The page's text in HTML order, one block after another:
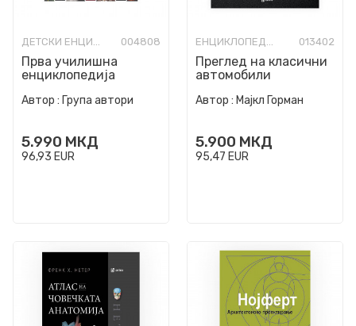
ДЕТСКИ ЕНЦИКЛОПЕДИИ И АТЛАСИ 004808
Прва училишна
енциклопедија
Автор : Група автори
5.990 МКД
96,93 EUR
ЕНЦИКЛОПЕДИИ И ЛЕКСИКОНИ 013402
Преглед на класични
автомобили
Автор : Мајкл Горман
5.900 МКД
95,47 EUR